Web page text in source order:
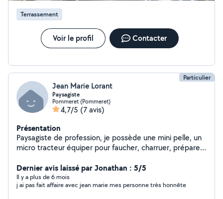
Terrassement
Voir le profil Contacter
Particulier
Jean Marie Lorant
Paysagiste
Pommeret (Pommeret)
4,7/5 (7 avis)
Présentation
Paysagiste de profession, je possède une mini pelle, un
micro tracteur équiper pour faucher, charruer, préparer
compétences dans le domaine de la rénovation tels que
: enduits traditionnels, ouverture dans un mur en bauge,
maçonnerie, joints de pierre, ...
Dernier avis laissé par Jonathan : 5/5
Il y a plus de 6 mois
j ai pas fait affaire avec jean marie mes personne très honnête